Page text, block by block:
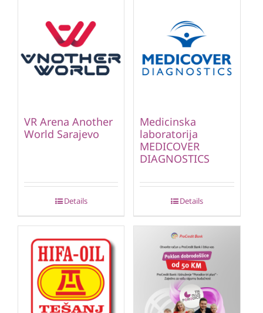
VR Arena Another
World Sarajevo
Details
Medicinska
laboratorija
MEDICOVER
DIAGNOSTICS
Details